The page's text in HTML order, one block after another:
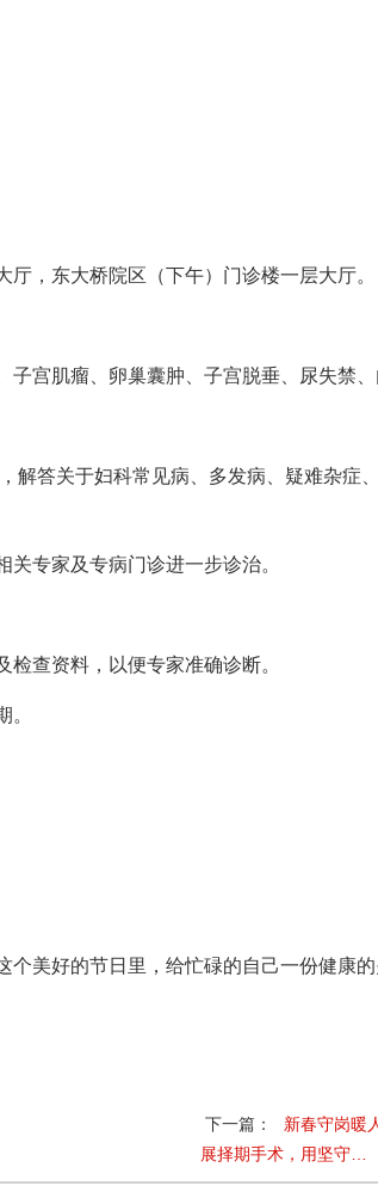
，东大桥院区（下午）门诊楼一层大厅。
肌瘤、卵巢囊肿、子宫脱垂、尿失禁、
答关于妇科常见病、多发病、疑难杂症
专家及专病门诊进一步诊治。
查资料，以便专家准确诊断。
美好的节日里，给忙碌的自己一份健康的
下一篇：
新春守岗暖
展择期手术，用坚守…